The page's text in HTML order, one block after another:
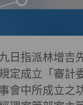
日指派林增吉
定成立「審計
會中所成立之